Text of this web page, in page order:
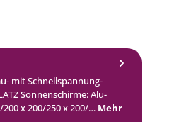
mit Schnellspannung-
Sonnenschirme: Alu-
x 200/250 x 200/… Mehr